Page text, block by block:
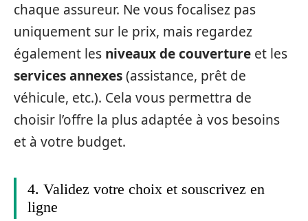
chaque assureur. Ne vous focalisez pas
uniquement sur le prix, mais regardez
également les niveaux de couverture et les
services annexes(assistance, prêt de
véhicule, etc.). Cela vous permettra de
choisir l’offre la plus adaptée à vos besoins
et à votre budget.
4. Validez votre choix et souscrivez en
ligne